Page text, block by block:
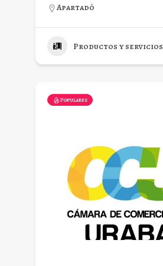
Apartadó
Productos y servicios
Populares